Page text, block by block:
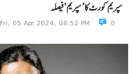
سپریم کورٹ کا ’ سپریم ‘ فیصلہ
Fri, 05 Apr 2024, 08:52 PM 0